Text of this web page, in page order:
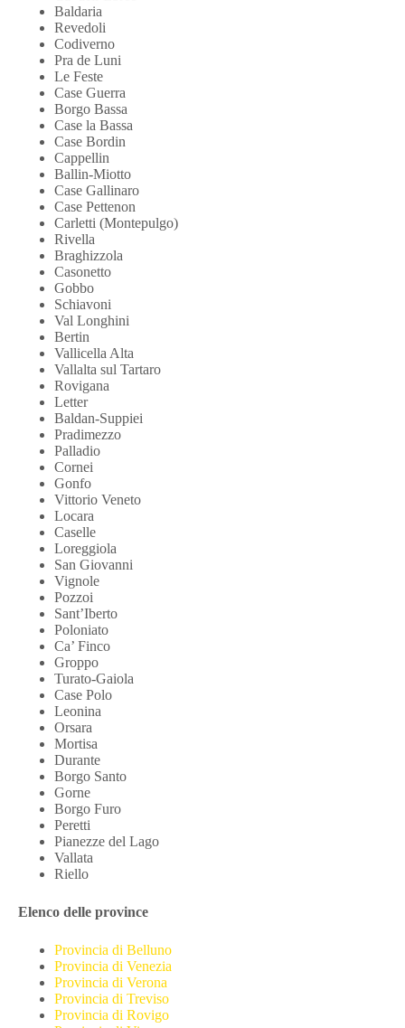
Baldaria
Revedoli
Codiverno
Pra de Luni
Le Feste
Case Guerra
Borgo Bassa
Case la Bassa
Case Bordin
Cappellin
Ballin-Miotto
Case Gallinaro
Case Pettenon
Carletti (Montepulgo)
Rivella
Braghizzola
Casonetto
Gobbo
Schiavoni
Val Longhini
Bertin
Vallicella Alta
Vallalta sul Tartaro
Rovigana
Letter
Baldan-Suppiei
Pradimezzo
Palladio
Cornei
Gonfo
Vittorio Veneto
Locara
Caselle
Loreggiola
San Giovanni
Vignole
Pozzoi
Sant’Iberto
Poloniato
Ca’ Finco
Groppo
Turato-Gaiola
Case Polo
Leonina
Orsara
Mortisa
Durante
Borgo Santo
Gorne
Borgo Furo
Peretti
Pianezze del Lago
Vallata
Riello
Elenco delle province
Provincia di Belluno
Provincia di Venezia
Provincia di Verona
Provincia di Treviso
Provincia di Rovigo